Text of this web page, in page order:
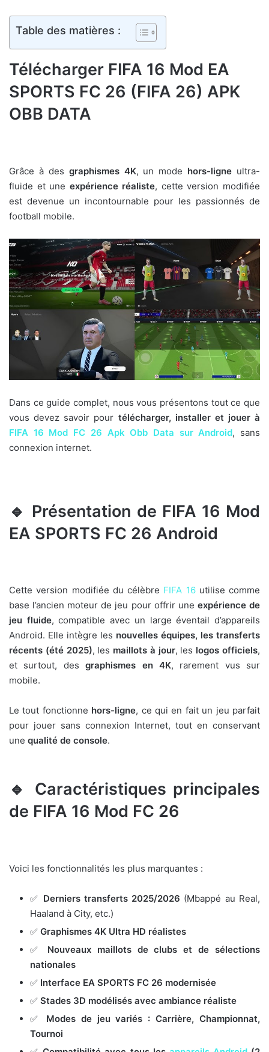
Table des matières :
Télécharger FIFA 16 Mod EA
SPORTS FC 26 (FIFA 26) APK
OBB DATA
Grâce à des graphismes 4K, un mode hors-ligne ultra-
fluide et une expérience réaliste, cette version modifiée
est devenue un incontournable pour les passionnés de
football mobile.
Dans ce guide complet, nous vous présentons tout ce que
vous devez savoir pour télécharger, installer et jouer à
FIFA 16 Mod FC 26 Apk Obb Data sur Android, sans
connexion internet.
🔹 Présentation de FIFA 16 Mod
EA SPORTS FC 26 Android
Cette version modifiée du célèbre FIFA 16utilise comme
base l’ancien moteur de jeu pour offrir une expérience de
jeu fluide, compatible avec un large éventail d’appareils
Android. Elle intègre les nouvelles équipes, les transferts
récents (été 2025), les maillots à jour, les logos officiels,
et surtout, desgraphismes en 4K, rarement vus sur
mobile.
Le tout fonctionne hors-ligne, ce qui en fait un jeu parfait
pour jouer sans connexion Internet, tout en conservant
une qualité de console.
🔹 Caractéristiques principales
de FIFA 16 Mod FC 26
Voici les fonctionnalités les plus marquantes :
✅ Derniers transferts 2025/2026 (Mbappé au Real,
Haaland à City, etc.)
✅ Graphismes 4K Ultra HD réalistes
✅ Nouveaux maillots de clubs et de sélections
nationales
✅ Interface EA SPORTS FC 26 modernisée
✅ Stades 3D modélisés avec ambiance réaliste
✅ Modes de jeu variés : Carrière, Championnat,
Tournoi